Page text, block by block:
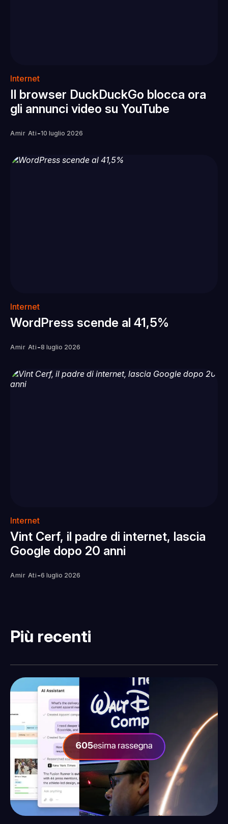
Internet
Il browser DuckDuckGo blocca ora
gli annunci video su YouTube
Amir Ati -10 luglio 2026
Internet
WordPress scende al 41,5%
Amir Ati -8 luglio 2026
Internet
Vint Cerf, il padre di internet, lascia
Google dopo 20 anni
Amir Ati -6 luglio 2026
Più recenti